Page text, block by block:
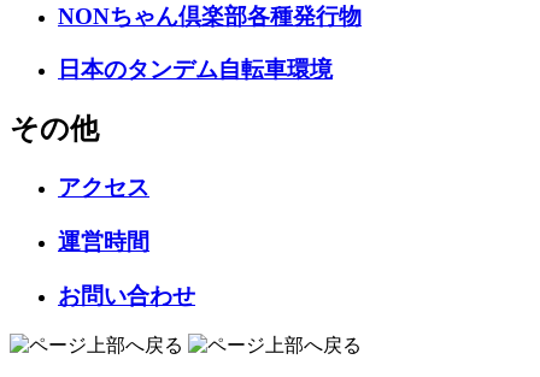
NONちゃん倶楽部各種発行物
日本のタンデム自転車環境
その他
アクセス
運営時間
お問い合わせ